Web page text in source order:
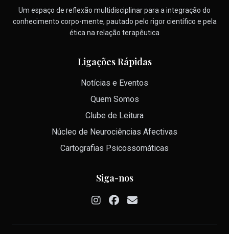
Um espaço de reflexão multidisciplinar para a integração do
conhecimento corpo-mente, pautado pelo rigor científico e pela
ética na relação terapêutica
Ligações Rápidas
Notícias e Eventos
Quem Somos
Clube de Leitura
Núcleo de Neurociências Afectivas
Cartografias Psicossomáticas
Siga-nos